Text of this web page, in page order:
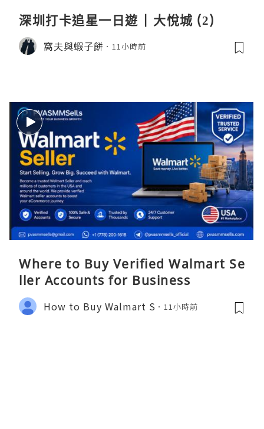
深圳打卡追星一日遊 | 大悅城 (2)
窩夫與蝦子餅 11小時前
Where to Buy Verified Walmart Se
ller Accounts for Business
How to Buy Walmart S 11小時前